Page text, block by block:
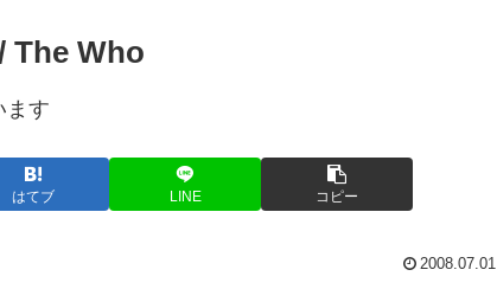
The Who
ます
はてブ LINE コピー
2008.07.01